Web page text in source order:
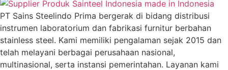
PT Sains Steelindo Prima bergerak di bidang distribusi
instrumen laboratorium dan fabrikasi furnitur berbahan
stainless steel. Kami memiliki pengalaman sejak 2015 dan
telah melayani berbagai perusahaan nasional,
multinasional, serta instansi pemerintahan. Layanan kami